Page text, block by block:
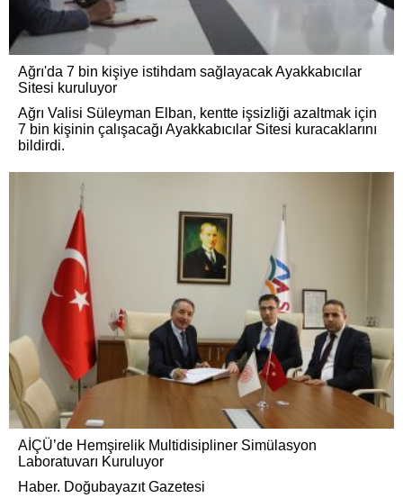
Ağrı'da 7 bin kişiye istihdam sağlayacak Ayakkabıcılar
Sitesi kuruluyor
Ağrı Valisi Süleyman Elban, kentte işsizliği azaltmak için
7 bin kişinin çalışacağı Ayakkabıcılar Sitesi kuracaklarını
bildirdi.
AİÇÜ’de Hemşirelik Multidisipliner Simülasyon
Laboratuvarı Kuruluyor
Haber. Doğubayazıt Gazetesi